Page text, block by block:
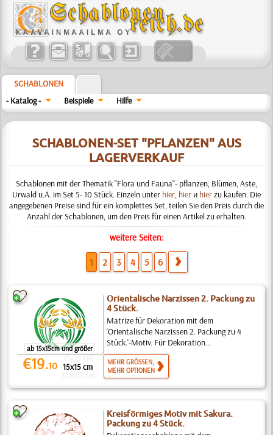
SCHABLONEN
- Katalog -
Beispiele Hilfe
SCHABLONEN-SET "PFLANZEN" AUS
LAGERVERKAUF
Schablonen mit der Thematik "Flora und Fauna"- pflanzen, Blümen, Aste,
Urwald u.Ä. im Set 5- 10 Stück. Einzeln unter hier, hier и hierzu kaufen. Die
angegebenen Preise sind für ein komplettes Set, teilen Sie den Preis durch die
Anzahl der Schablonen, um den Preis für einen Artikel zu erhalten.
weitere Seiten:
1 2 3 4 5 6
ab 15x15cm und größer
Orientalische Narzissen 2. Packung zu
4 Stück.
Matrize für Dekoration mit dem
'Orientalische Narzissen 2. Packung zu 4
Stück.'-Motiv. Für Dekoration...
€19.10
15x15 cm
15x15 cm
MEHR GRÖSSEN,
MEHR OPTIONEN
Kreisförmiges Motiv mit Sakura.
Packung zu 4 Stück.